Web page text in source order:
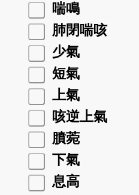
喘鳴
肺閉喘咳
少氣
短氣
上氣
咳逆上氣
膹菀
下氣
息高